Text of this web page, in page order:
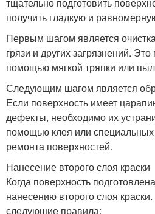
получить гладкую и
Первым шагом является
грязи и других загрязнений.
помощью мягкой тряпки или
Следующим шагом является
Если поверхность имеет
дефекты, необходимо их
помощью клея или
ремонта поверхностей.
Нанесение второго слоя краски
Когда поверхность
нанесению второго слоя
следующие правила: